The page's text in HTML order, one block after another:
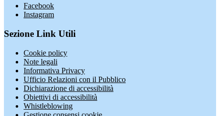
Facebook
Instagram
Sezione Link Utili
Cookie policy
Note legali
Informativa Privacy
Ufficio Relazioni con il Pubblico
Dichiarazione di accessibilità
Obiettivi di accessibilità
Whistleblowing